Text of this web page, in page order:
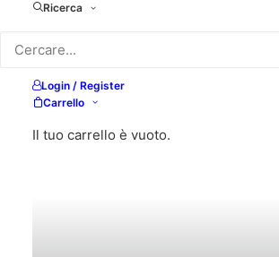
Ricerca
Login / Register
Carrello
Il tuo carrello è vuoto.